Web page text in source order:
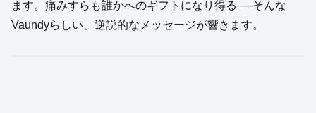
ます。痛みすらも誰かへのギフトになり得る──そんな
Vaundyらしい、逆説的なメッセージが響きます。